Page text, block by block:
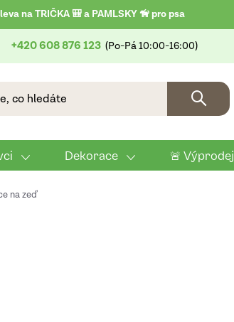
na TRIČKA 🎒 a PAMLSKY 🦮 pro psa
+420 608 876 123
Dekorace 🚨 Výprodej
na zeď